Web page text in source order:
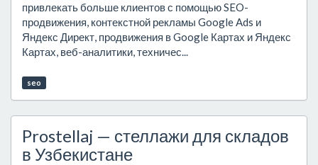
привлекать больше клиентов с помощью SEO-
продвижения, контекстной рекламы Google Ads и
Яндекс Директ, продвижения в Google Картах и Яндекс
Картах, веб-аналитики, техничес...
seo
Prostellaj — стеллажи для складов
в Узбекистане